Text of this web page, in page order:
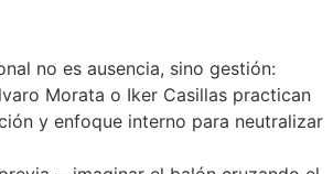
no es ausencia, sino gestión:
Morata o Iker Casillas practican
y enfoque interno para neutralizar